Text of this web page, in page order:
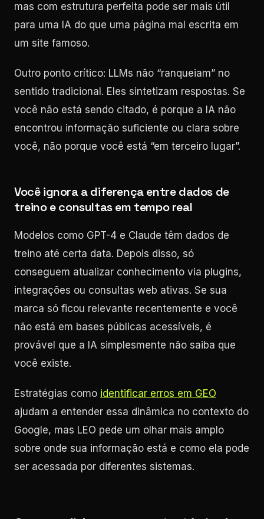
mas com estrutura perfeita pode ser mais útil
para uma IA do que uma página mal escrita em
um site famoso.
Outro ponto crítico: LLMs não “ranqueiam” no
sentido tradicional. Eles sintetizam respostas. Se
você não está sendo citado, é porque a IA não
encontrou informação suficiente ou clara sobre
você, não porque você está “em terceiro lugar”.
Você ignora a diferença entre dados de
treino e consultas em tempo real
Modelos como GPT-4 e Claude têm dados de
treino até certa data. Depois disso, só
conseguem atualizar conhecimento via plugins,
integrações ou consultas web ativas. Se sua
marca só ficou relevante recentemente e você
não está em bases públicas acessíveis, é
provável que a IA simplesmente não saiba que
você existe.
Estratégias como identificar erros em GEO
ajudam a entender essa dinâmica no contexto do
Google, mas LEO pede um olhar mais amplo
sobre onde sua informação está e como ela pode
ser acessada por diferentes sistemas.